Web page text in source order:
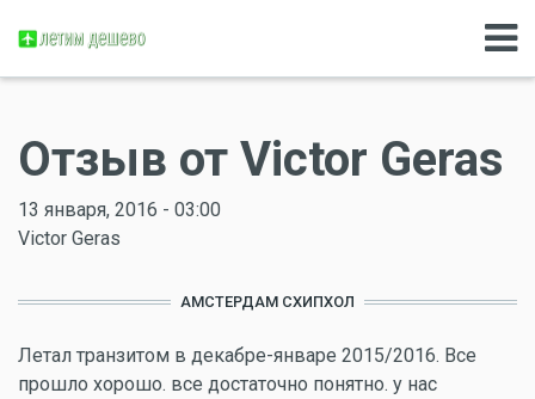
Отзыв от Victor Geras
13 января, 2016 - 03:00
Victor Geras
АМСТЕРДАМ СХИПХОЛ
Летал транзитом в декабре-январе 2015/2016. Все
прошло хорошо. все достаточно понятно. у нас